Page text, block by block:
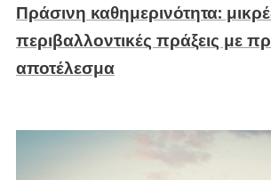
Πράσινη καθημερινότητα:
περιβαλλοντικές πράξεις με
αποτέλεσμα